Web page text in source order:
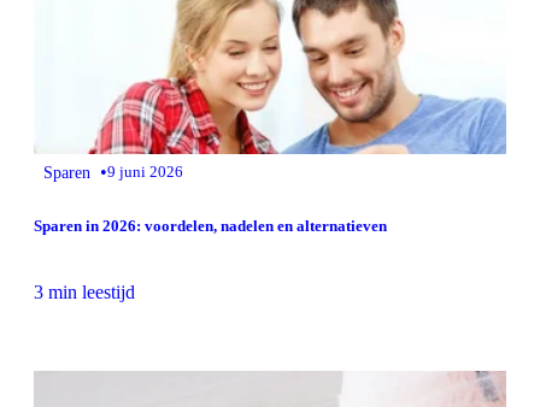
Sparen •9 juni 2026
Sparen in 2026: voordelen, nadelen en alternatieven
3 min leestijd